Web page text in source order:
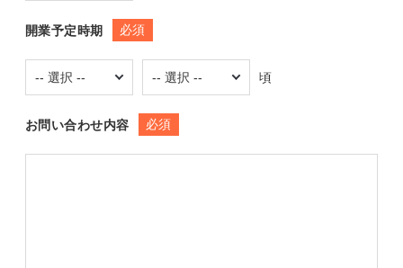
開業予定時期 必須
頃
お問い合わせ内容 必須